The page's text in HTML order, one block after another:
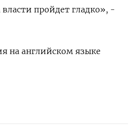
пройдет гладко», -
на английском языке